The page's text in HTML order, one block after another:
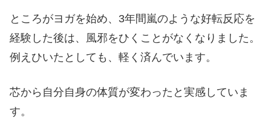
ところがヨガを始め、3年間嵐のような好転反応を
経験した後は、風邪をひくことがなくなりました。
例えひいたとしても、軽く済んでいます。
芯から自分自身の体質が変わったと実感していま
す。